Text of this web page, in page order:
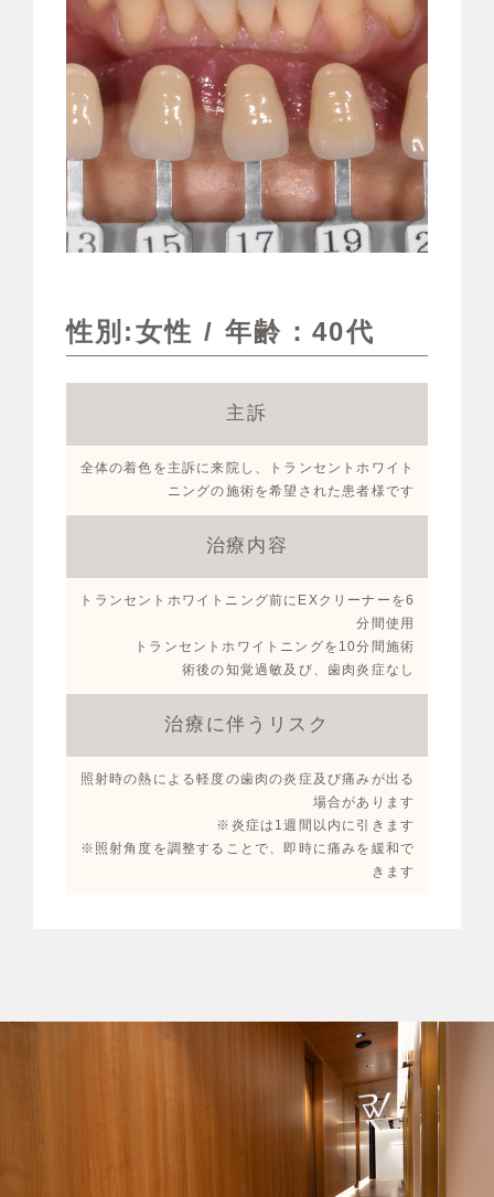
性別:女性 / 年齢：40代
主訴
全体の着色を主訴に来院し、トランセントホワイト
ニングの施術を希望された患者様です
治療内容
トランセントホワイトニング前にEXクリーナーを6
分間使用
トランセントホワイトニングを10分間施術
術後の知覚過敏及び、歯肉炎症なし
治療に伴うリスク
照射時の熱による軽度の歯肉の炎症及び痛みが出る
場合があります
※炎症は1週間以内に引きます
※照射角度を調整することで、即時に痛みを緩和で
きます